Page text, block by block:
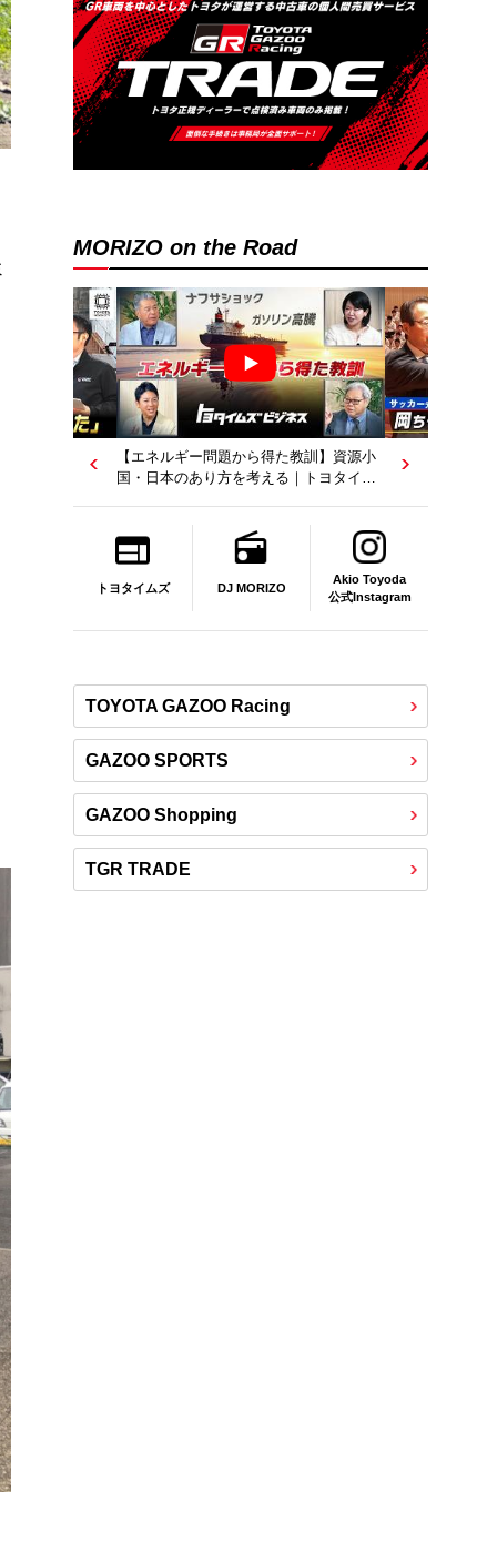
MORIZO on the Road
【エネルギー問題から得た教訓】資源小
国・日本のあり方を考える｜トヨタイム
トヨタイムズ DJ MORIZO
Akio Toyoda
公式Instagram
TOYOTA GAZOO Racing
GAZOO SPORTS
GAZOO Shopping
TGR TRADE